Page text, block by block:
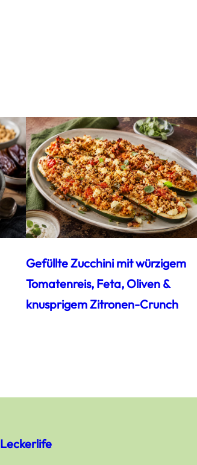
Gefüllte Zucchini mit würzigem
Tomatenreis, Feta, Oliven &
knusprigem Zitronen-Crunch
Leckerlife